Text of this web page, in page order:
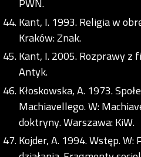
Kant, I. 1993. Religia w
Kraków: Znak.
Kant, I. 2005. Rozprawy z
Antyk.
Kłoskowska, A. 1973.
Machiavellego. W:
doktryny. Warszawa: KiW.
Kojder, A. 1994. Wstęp. W: